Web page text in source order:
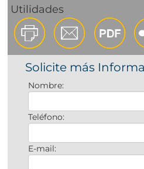
Utilidades
Solicite más
Nombre:
Teléfono:
E-mail: